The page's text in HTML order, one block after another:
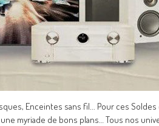
Enceintes sans fil... Pour ces
myriade de bons plans… Tous nos